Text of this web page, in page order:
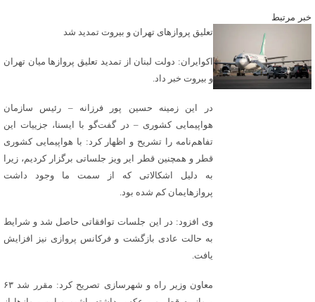
خبر مرتبط
تعلیق پروازهای تهران و بیروت تمدید شد
اکوایران: دولت لبنان از تمدید تعلیق پروازها میان تهران
و بیروت خبر داد.
در این زمینه حسین پور فرزانه – رئیس سازمان
هواپیمایی کشوری – در گفت‌گو با ایسنا، جزییات این
تفاهم‌نامه را تشریح و اظهار کرد: با هواپیمایی کشوری
قطر و همچنین قطر ایر ویز جلساتی برگزار کردیم، زیرا
به دلیل اشکالاتی که از سمت ما وجود داشت
پروازهایمان کم شده بود.
وی افزود: در این جلسات توافقاتی حاصل شد و شرایط
به حالت عادی بازگشت و فرکانس پروازی نیز افزایش
یافت.
معاون وزیر راه و شهرسازی تصریح کرد: مقرر شد ۶۳